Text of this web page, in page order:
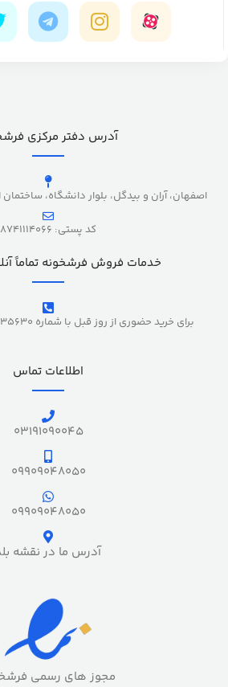
آدرس دفتر مرکزی
اصفهان، آران و بیدگل، بلوار دانشگاه،
کد پستی: 8741114066
خدمات فروش فرشخونه تماماً
برای خرید حضوری از روز قبل با شماره 09192435630 هماهنگ کنید.
اطلاعات تماس
03191090045
09909048050
09909048050
آدرس ما در نقشه
مجوز های رسمی